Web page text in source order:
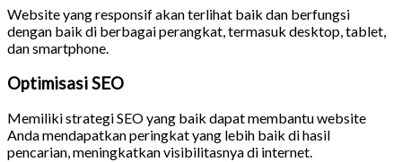
Website yang responsif akan terlihat baik dan berfungsi
dengan baik di berbagai perangkat, termasuk desktop, tablet,
dan smartphone.
Optimisasi SEO
Memiliki strategi SEO yang baik dapat membantu website
Anda mendapatkan peringkat yang lebih baik di hasil
pencarian, meningkatkan visibilitasnya di internet.